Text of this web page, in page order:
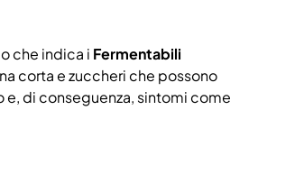
che indica i Fermentabili
corta e zuccheri che possono
di conseguenza, sintomi come